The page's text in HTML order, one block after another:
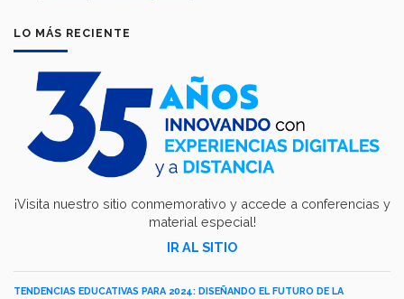
LO MÁS RECIENTE
¡Visita nuestro sitio conmemorativo y accede a conferencias y
material especial!
IR AL SITIO
TENDENCIAS EDUCATIVAS PARA 2024: DISEÑANDO EL FUTURO DE LA